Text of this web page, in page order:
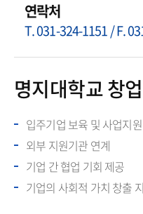
연락처
T. 031-324-1151 / F.
명지대학교 창
입주기업 보육 및 사업지원
외부 지원기관 연계
기업 간 협업 기회 제공
기업의 사회적 가치 창출